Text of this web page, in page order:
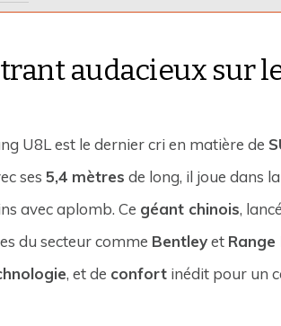
audacieux sur
U8L est le dernier cri en matière de
ses5,4 mètres de long, il joue dans
avec aplomb. Ce géant chinois,
du secteur comme Bentleyet Range
, et de confort inédit pour un